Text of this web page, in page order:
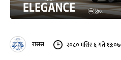
रासस २०८० मंसिर ६ गते १३:०७